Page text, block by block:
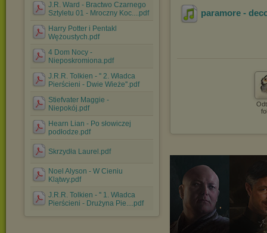
J.R. Ward - Bractwo Czarnego
Sztyletu 01 - Mroczny Koc....pdf
Harry Potter i Pentakl
Wężoustych.pdf
4 Dom Nocy -
Nieposkromiona.pdf
J.R.R. Tolkien - '' 2. Władca
Pierścieni - Dwie Wieże''.pdf
Stiefvater Maggie -
Niepokój.pdf
Hearn Lian - Po słowiczej
podłodze.pdf
Skrzydła Laurel.pdf
Noel Alyson - W Cieniu
Klątwy.pdf
J.R.R. Tolkien - '' 1. Władca
Pierścieni - Drużyna Pie....pdf
paramore -